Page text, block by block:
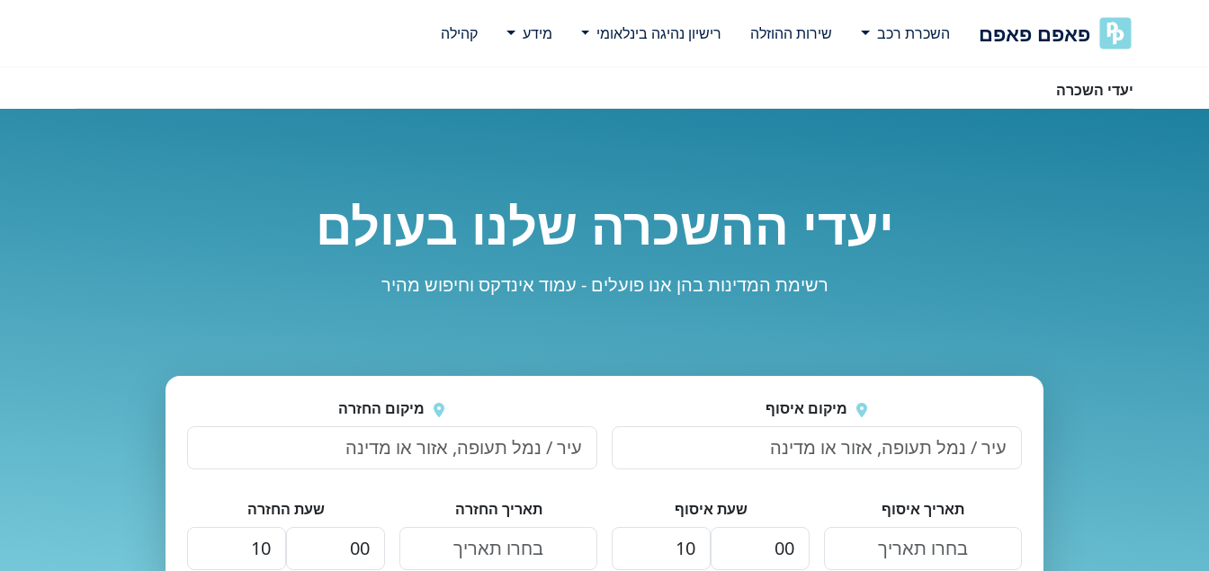
פאפם פאפם השכרת רכב שירות ההוזלה רישיון נהיגה בינלאומי מידע קהילה
יעדי השכרה
יעדי ההשכרה שלנו בעולם
רשימת המדינות בהן אנו פועלים - עמוד אינדקס וחיפוש מהיר
מיקום איסוף מיקום החזרה
תאריך איסוף שעת איסוף תאריך החזרה שעת החזרה